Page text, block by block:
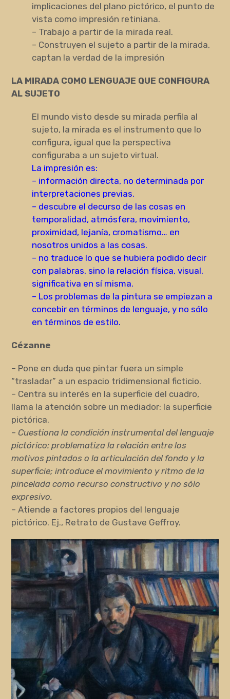
implicaciones del plano pictórico, el punto de
vista como impresión retiniana.
– Trabajo a partir de la mirada real.
– Construyen el sujeto a partir de la mirada,
captan la verdad de la impresión
LA MIRADA COMO LENGUAJE QUE CONFIGURA
AL SUJETO
El mundo visto desde su mirada perfila al
sujeto, la mirada es el instrumento que lo
configura, igual que la perspectiva
configuraba a un sujeto virtual.
La impresión es:
– información directa, no determinada por
interpretaciones previas.
– descubre el decurso de las cosas en
temporalidad, atmósfera, movimiento,
proximidad, lejanía, cromatismo… en
nosotros unidos a las cosas.
– no traduce lo que se hubiera podido decir
con palabras, sino la relación física, visual,
significativa en sí misma.
– Los problemas de la pintura se empiezan a
concebir en términos de lenguaje, y no sólo
en términos de estilo.
Cézanne
– Pone en duda que pintar fuera un simple
“trasladar” a un espacio tridimensional ficticio.
– Centra su interés en la superficie del cuadro,
llama la atención sobre un mediador: la superficie
pictórica.
– Cuestiona la condición instrumental del lenguaje
pictórico: problematiza la relación entre los
motivos pintados o la articulación del fondo y la
superficie; introduce el movimiento y ritmo de la
pincelada como recurso constructivo y no sólo
expresivo.
– Atiende a factores propios del lenguaje
pictórico. Ej., Retrato de Gustave Geffroy.